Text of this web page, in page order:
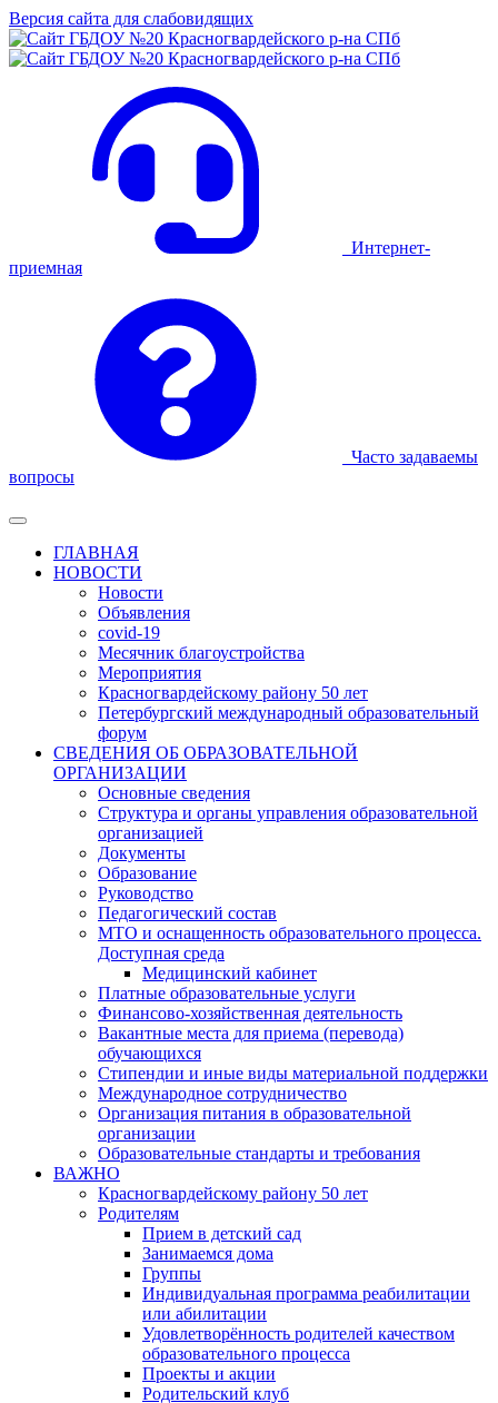
Версия сайта для слабовидящих
Интернет-
приемная
Часто задаваемы
вопросы
ГЛАВНАЯ
НОВОСТИ
Новости
Объявления
covid-19
Месячник благоустройства
Мероприятия
Красногвардейскому району 50 лет
Петербургский международный образовательный
форум
СВЕДЕНИЯ ОБ ОБРАЗОВАТЕЛЬНОЙ
ОРГАНИЗАЦИИ
Основные сведения
Структура и органы управления образовательной
организацией
Документы
Образование
Руководство
Педагогический состав
МТО и оснащенность образовательного процесса.
Доступная среда
Медицинский кабинет
Платные образовательные услуги
Финансово-хозяйственная деятельность
Вакантные места для приема (перевода)
обучающихся
Стипендии и иные виды материальной поддержки
Международное сотрудничество
Организация питания в образовательной
организации
Образовательные стандарты и требования
ВАЖНО
Красногвардейскому району 50 лет
Родителям
Прием в детский сад
Занимаемся дома
Группы
Индивидуальная программа реабилитации
или абилитации
Удовлетворённость родителей качеством
образовательного процесса
Проекты и акции
Родительский клуб